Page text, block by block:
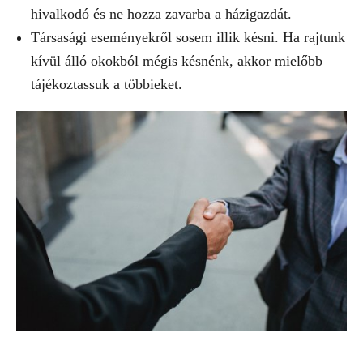
hivalkodó és ne hozza zavarba a házigazdát.
Társasági eseményekről sosem illik késni. Ha rajtunk
kívül álló okokból mégis késnénk, akkor mielőbb
tájékoztassuk a többieket.